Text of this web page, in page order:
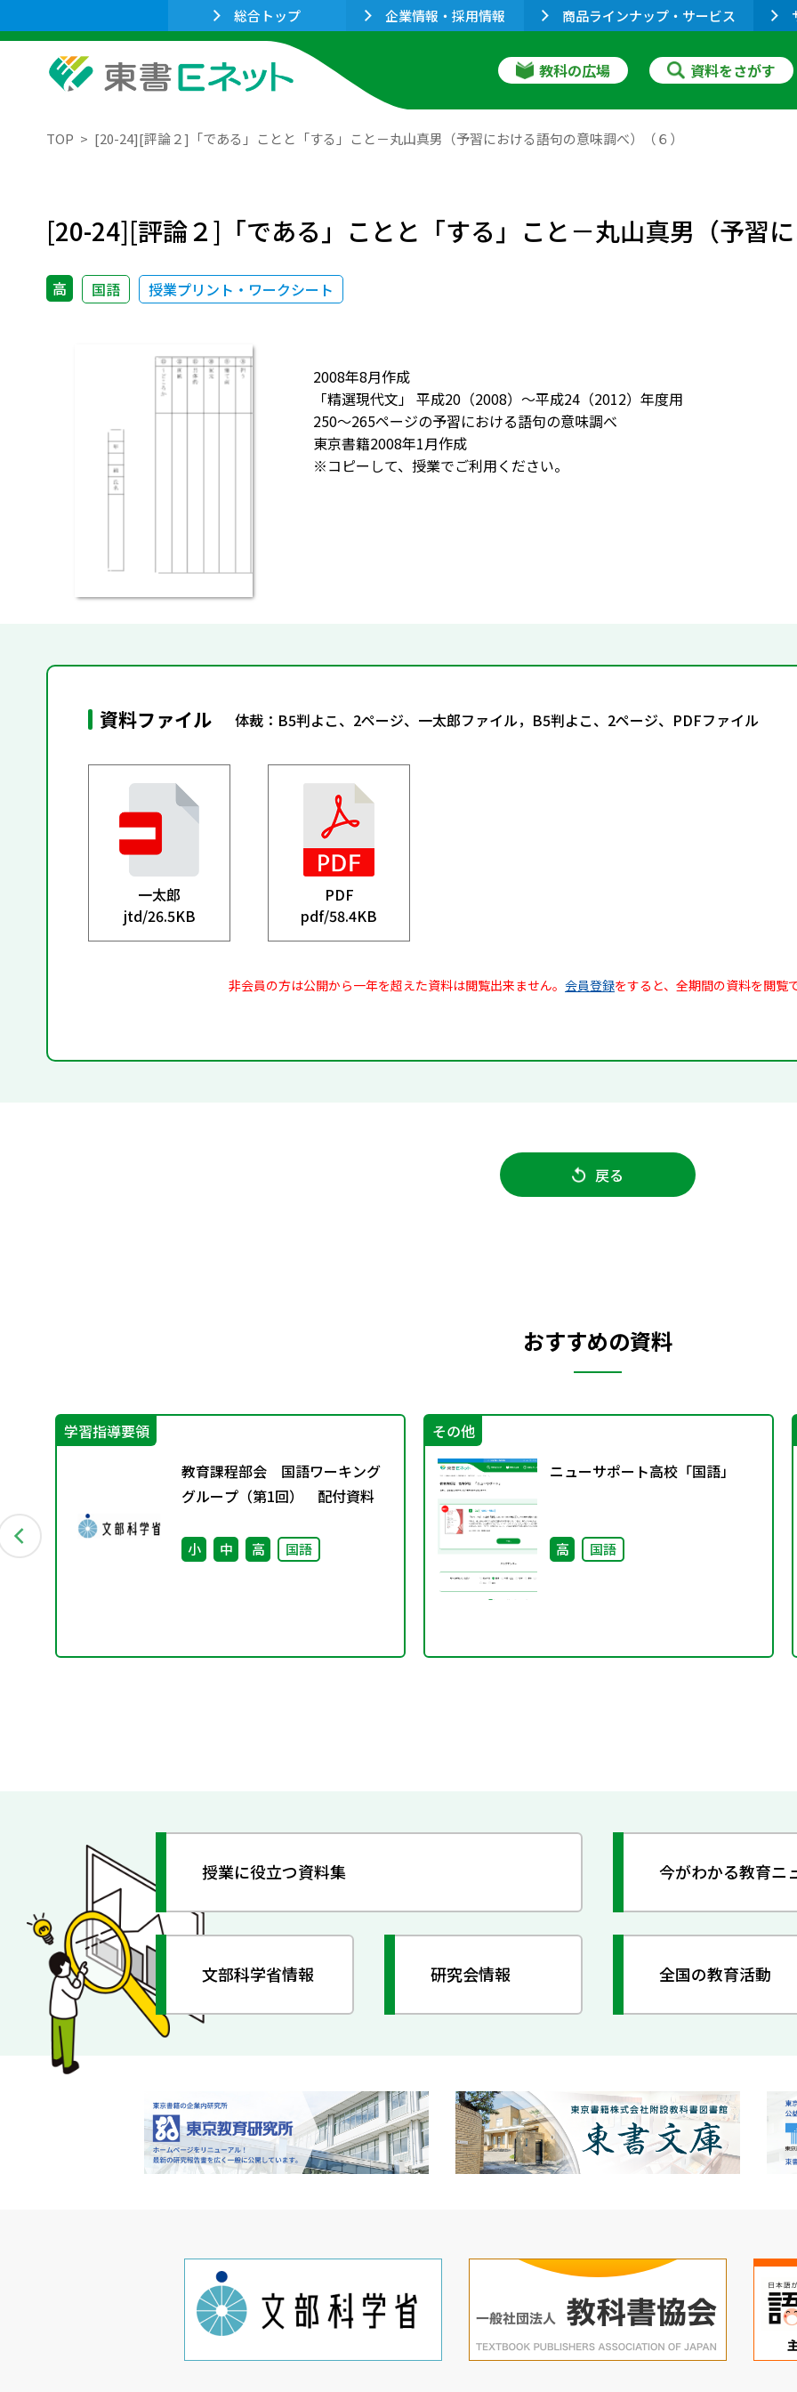
総合トップ 企業情報・採用情報 商品ラインナップ・サービス
教科の広場 資料をさがす
TOP [20-24][評論２]「である」ことと「する」こと－丸山真男（予習における語句の意味調べ）（６）
[20-24][評論２]「である」ことと「する」こと－丸山真男（予習に
高 国語 授業プリント・ワークシート
2008年8月作成
「精選現代文」 平成20（2008）～平成24（2012）年度用
250～265ページの予習における語句の意味調べ
東京書籍2008年1月作成
※コピーして、授業でご利用ください。
資料ファイル 体裁：B5判よこ、2ページ、一太郎ファイル，B5判よこ、2ページ、PDFファイル
一太郎
jtd/26.5KB
PDF
pdf/58.4KB
非会員の方は公開から一年を超えた資料は閲覧出来ません。 会員登録をすると、全期間の資料を閲覧
戻る
おすすめの資料
学習指導要領
教育課程部会 国語ワーキング
グループ（第1回） 配付資料
小 中 高 国語
その他
ニューサポート高校「国語」
高 国語
授業に役立つ資料集 今がわかる教育ニ
文部科学省情報 研究会情報 全国の教育活動